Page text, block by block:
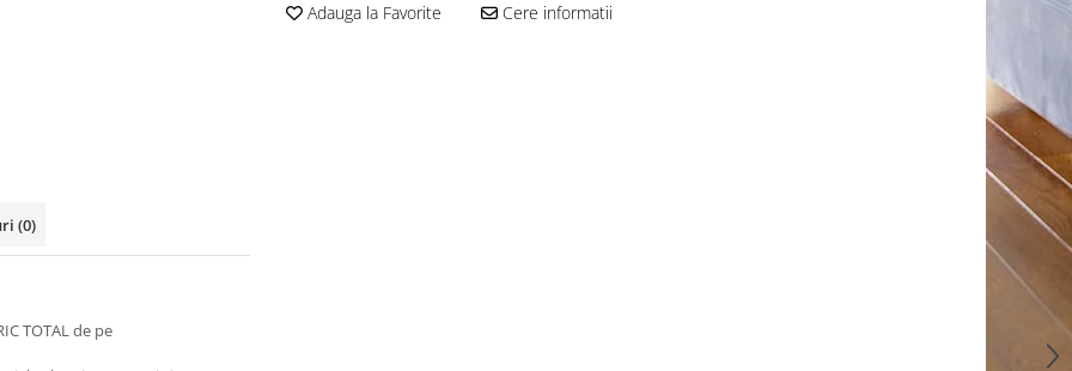
Adauga la Favorite Cere informatii
(0)
TOTAL de pe